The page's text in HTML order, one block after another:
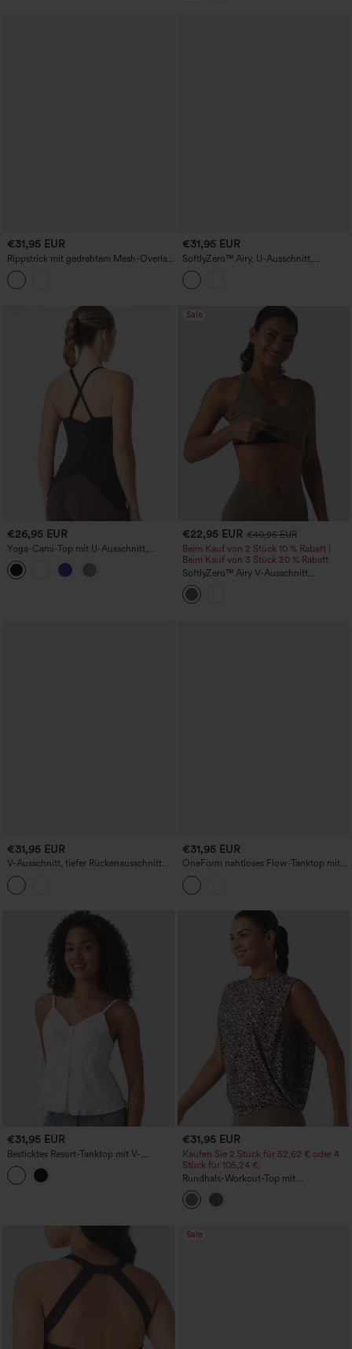
€31,95 EUR
Rippstrick mit gedrehtem Mesh-Overlay,
integrierter BH, Cool-Touch,
geruchshemmend, kurzes Yoga-
Trägershirt – UPF40+
€31,95 EUR
SoftlyZero™ Airy, U-Ausschnitt,
verstellbare Träger, integrierter BH,
lässiges Tanktop für Körbchengrößen B-
D
€26,95 EUR
Yoga-Cami-Top mit U-Ausschnitt,
integriertem BH und überlappendem
Saum – verlängerte Länge
Sale
€22,95 EUR €40,95 EUR
Beim Kauf von 2 Stück 10 % Rabatt |
Beim Kauf von 3 Stück 20 % Rabatt
SoftlyZero™ Airy V-Ausschnitt
Racerback mit überkreuztem Saum, mit
integriertem BH, kurz geschnittenes
Cool-Touch Yoga-Top – UPF50+
€31,95 EUR
V-Ausschnitt, tiefer Rückenausschnitt
mit kontrastierender Spitze –
ultraschlankes, kurz geschnittenes
Yoga-Trägertop
€31,95 EUR
OneForm nahtloses Flow-Tanktop mit
Reverskragen, Colorblock-Design und
atmungsaktivem Mesh – Tennis-Top
€31,95 EUR
Besticktes Resort-Tanktop mit V-
Ausschnitt und Rüschensaum
€31,95 EUR
Kaufen Sie 2 Stück für 52,62 € oder 4
Stück für 105,24 €.
Rundhals-Workout-Top mit
Leopardenprint
Sale